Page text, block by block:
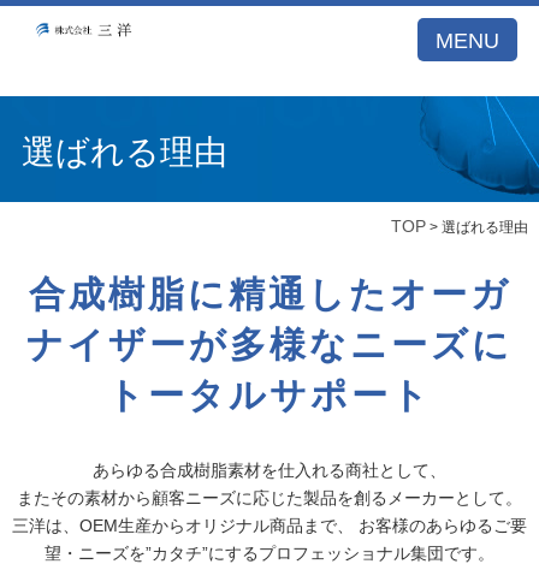
MENU
選ばれる理由
TOP > 選ばれる理由
合成樹脂に精通したオーガ
ナイザーが多様なニーズに
トータルサポート
あらゆる合成樹脂素材を仕入れる商社として、
またその素材から顧客ニーズに応じた製品を創るメーカーとして。
三洋は、OEM生産からオリジナル商品まで、
お客様のあらゆるご要
望・ニーズを”カタチ”にするプロフェッショナル集団です。